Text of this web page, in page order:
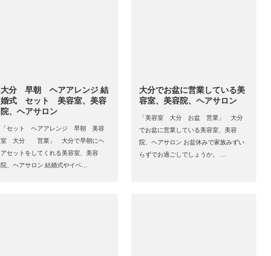
大分 早朝 ヘアアレンジ 結
婚式 セット 美容室、美容
院、ヘアサロン
「セット ヘアアレンジ 早朝 美容
室 大分 営業」 大分で早朝にヘ
アセットをしてくれる美容室、美容
院、ヘアサロン 結婚式やイベ…
大分でお盆に営業している美
容室、美容院、ヘアサロン
「美容室 大分 お盆 営業」 大分
でお盆に営業している美容室、美容
院、ヘアサロン お盆休みで家族みずい
らずでお過ごしでしょうか。 …